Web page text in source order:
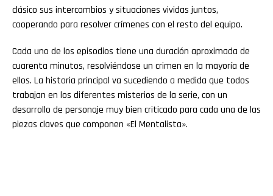
clásico sus intercambios y situaciones vividas juntos,
cooperando para resolver crímenes con el resto del equipo.
Cada uno de los episodios tiene una duración aproximada de
cuarenta minutos, resolviéndose un crimen en la mayoría de
ellos. La historia principal va sucediendo a medida que todos
trabajan en los diferentes misterios de la serie, con un
desarrollo de personaje muy bien criticado para cada una de las
piezas claves que componen «El Mentalista».